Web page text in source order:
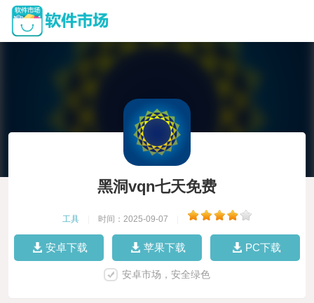
黑洞vqn七天免费
工具 时间：2025-09-07
安卓下载 苹果下载 PC下载
安卓市场，安全绿色